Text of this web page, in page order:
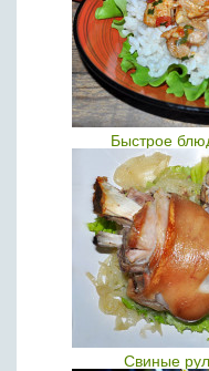
Быстрое
Свиные